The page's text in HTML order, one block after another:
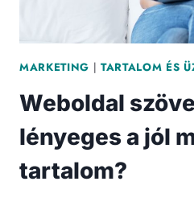
MARKETING | TARTALOM ÉS
Weboldal
lényeges a jól
tartalom?